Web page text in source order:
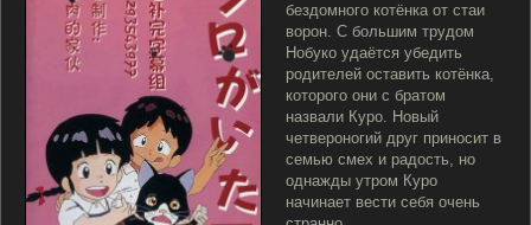
бездомного котёнка от стаи
ворон. С большим трудом
Нобуко удаётся убедить
родителей оставить котёнка,
которого они с братом
назвали Куро. Новый
четвероногий друг приносит в
семью смех и радость, но
однажды утром Куро
начинает вести себя очень